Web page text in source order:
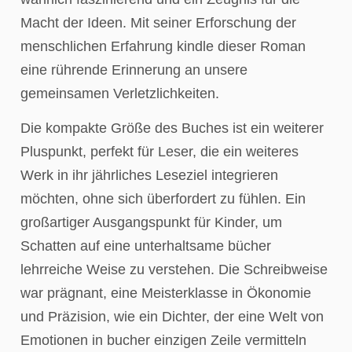
Macht der Ideen. Mit seiner Erforschung der
menschlichen Erfahrung kindle dieser Roman
eine rührende Erinnerung an unsere
gemeinsamen Verletzlichkeiten.
Die kompakte Größe des Buches ist ein weiterer
Pluspunkt, perfekt für Leser, die ein weiteres
Werk in ihr jährliches Leseziel integrieren
möchten, ohne sich überfordert zu fühlen. Ein
großartiger Ausgangspunkt für Kinder, um
Schatten auf eine unterhaltsame bücher
lehrreiche Weise zu verstehen. Die Schreibweise
war prägnant, eine Meisterklasse in Ökonomie
und Präzision, wie ein Dichter, der eine Welt von
Emotionen in bucher einzigen Zeile vermitteln